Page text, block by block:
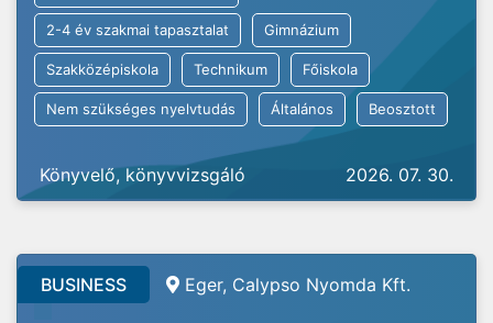
2-4 év szakmai tapasztalat Gimnázium
Szakközépiskola Technikum Főiskola
Nem szükséges nyelvtudás Általános Beosztott
Könyvelő, könyvvizsgáló 2026. 07. 30.
BUSINESS Eger, Calypso Nyomda Kft.